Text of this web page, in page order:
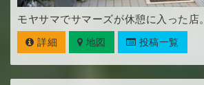
モヤサマでサマーズが休憩に入った店。
詳細 地図 投稿一覧